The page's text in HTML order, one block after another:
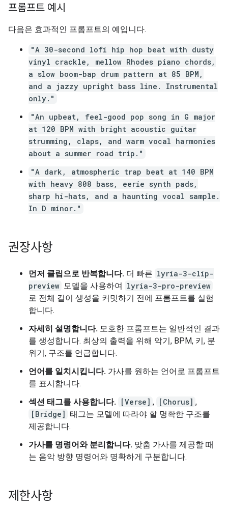
프롬프트 예시
다음은 효과적인 프롬프트의 예입니다.
"A 30-second lofi hip hop beat with dusty
vinyl crackle, mellow Rhodes piano chords,
a slow boom-bap drum pattern at 85 BPM,
and a jazzy upright bass line. Instrumental
only."
"An upbeat, feel-good pop song in G major
at 120 BPM with bright acoustic guitar
strumming, claps, and warm vocal harmonies
about a summer road trip."
"A dark, atmospheric trap beat at 140 BPM
with heavy 808 bass, eerie synth pads,
sharp hi-hats, and a haunting vocal sample.
In D minor."
권장사항
먼저 클립으로 반복합니다. 더 빠른 lyria-3-clip-
preview 모델을 사용하여 lyria-3-pro-preview
로 전체 길이 생성을 커밋하기 전에 프롬프트를 실험
합니다.
자세히 설명합니다. 모호한 프롬프트는 일반적인 결과
를 생성합니다. 최상의 출력을 위해 악기, BPM, 키, 분
위기, 구조를 언급합니다.
언어를 일치시킵니다. 가사를 원하는 언어로 프롬프트
를 표시합니다.
섹션 태그를 사용합니다. [Verse] , [Chorus] ,
[Bridge] 태그는 모델에 따라야 할 명확한 구조를
제공합니다.
가사를 명령어와 분리합니다. 맞춤 가사를 제공할 때
는 음악 방향 명령어와 명확하게 구분합니다.
제한사항